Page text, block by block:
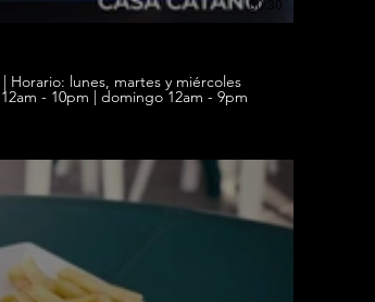
CERRADO | jueves 4pm - 9pm | viernes y sábado 12am - 10pm | domingo 12am - 9pm